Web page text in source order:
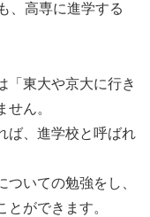
、高専に進学する
「東大や京大に行き
ん。
ば、進学校と呼ばれ
いての勉強をし、
ができます。